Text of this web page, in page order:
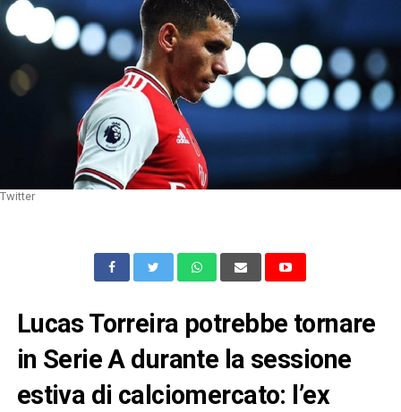
Twitter
Lucas Torreira potrebbe tornare
in Serie A durante la sessione
estiva di calciomercato: l’ex